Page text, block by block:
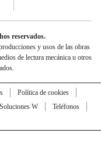
reservados.
y usos de las obras
de lectura mecánica u otros
Política de cookies
Soluciones W
Teléfonos